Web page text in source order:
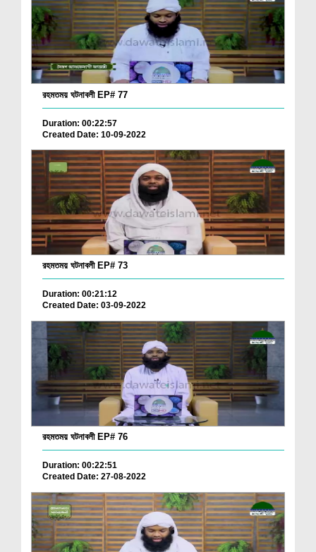
রহমতময় ঘটনাবলী EP# 77
Duration: 00:22:57
Created Date: 10-09-2022
রহমতময় ঘটনাবলী EP# 73
Duration: 00:21:12
Created Date: 03-09-2022
রহমতময় ঘটনাবলী EP# 76
Duration: 00:22:51
Created Date: 27-08-2022